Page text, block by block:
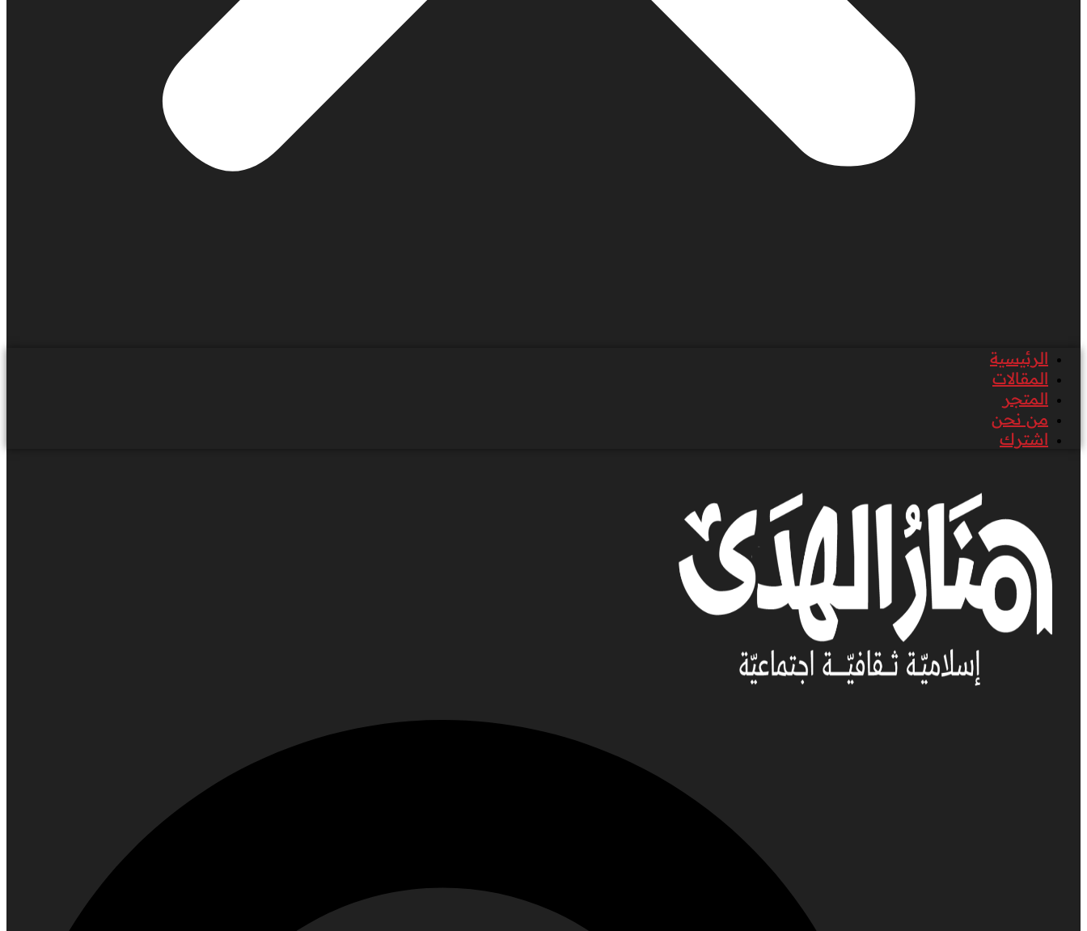
الرئيسية
المقالات
المتجر
من نحن
اشترك